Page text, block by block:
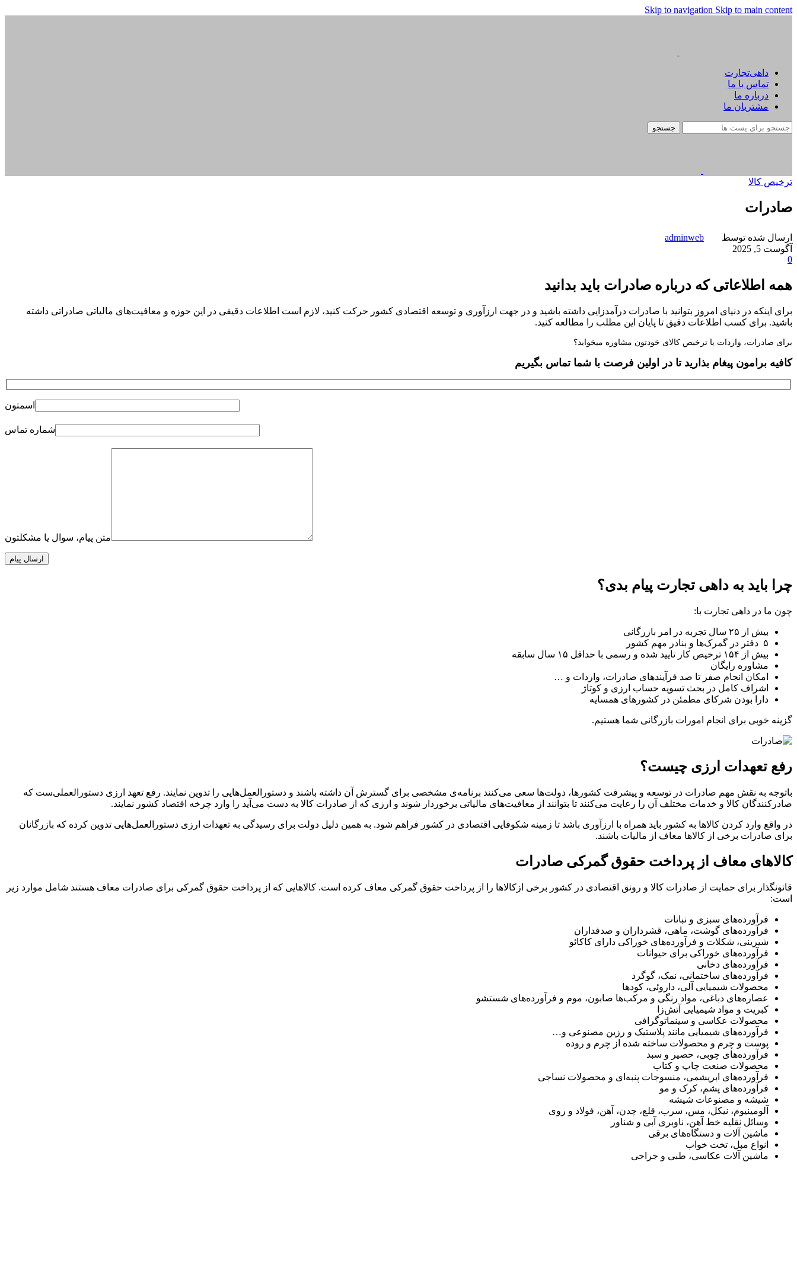
Skip to navigation Skip to main content
داهی‌تجارت
تماس با ما
درباره ما
مشتریان ما
جستجو
ترخیص کالا
صادرات
ارسال شده توسط
adminweb
آگوست 5, 2025
0
همه اطلاعاتی که درباره صادرات باید بدانید
برای اینکه در دنیای امروز بتوانید با صادرات درآمدزایی داشته باشید و در جهت ارزآوری و توسعه اقتصادی کشور حرکت کنید، لازم است اطلاعات دقیقی در این حوزه و معافیت‌های مالیاتی صادراتی داشته
باشید. برای کسب اطلاعات دقیق تا پایان این مطلب را مطالعه کنید.
برای صادرات، واردات یا ترخیص کالای خودتون مشاوره میخواید؟
کافیه برامون پیغام بذارید تا در اولین فرصت با شما تماس بگیریم
اسمتون
شماره تماس
متن پیام، سوال یا مشکلتون
چرا باید به داهی تجارت پیام بدی؟
چون ما در داهی تجارت با:
بیش از ۲۵ سال تجربه در امر بازرگانی
۵ دفتر در گمرک‌ها و بنادر مهم کشور
بیش از ۱۵۴ ترخیص کار تایید شده و رسمی با حداقل ۱۵ سال سابقه
مشاوره رایگان
امکان انجام صفر تا صد فرآیند‌های صادرات، واردات و …
اشراف کامل در بحث تسویه حساب ارزی و کوتاژ
دارا بودن شرکای مطمئن در کشور‌های همسایه
گزینه خوبی برای انجام امورات بازرگانی شما هستیم.
رفع تعهدات ارزی چیست؟
باتوجه به نقش مهم صادرات در توسعه و پیشرفت کشورها، دولت‌ها سعی می‌کنند برنامه‌ی مشخصی برای گسترش آن داشته باشند و دستورالعمل‌هایی را تدوین نمایند. رفع تعهد ارزی دستورالعملی‌ست که
صادرکنندگان کالا و خدمات مختلف آن را رعایت می‌کنند تا بتوانند از معافیت‌های مالیاتی برخوردار شوند و ارزی که از صادرات کالا به دست می‌آید را وارد چرخه اقتصاد کشور نمایند.
در واقع وارد کردن کالا‌ها به کشور باید همراه با ارزآوری باشد تا زمینه شکوفایی اقتصادی در کشور فراهم شود. به همین دلیل دولت برای رسیدگی به تعهدات ارزی دستورالعمل‌هایی تدوین کرده که بازرگانان
برای صادرات برخی از کالاها معاف از مالیات باشند.
کالاهای معاف از پرداخت حقوق گمرکی صادرات
قانونگذار برای حمایت از صادرات کالا و رونق اقتصادی در کشور برخی ازکالاها را از پرداخت حقوق گمرکی معاف کرده است. کالاهایی که از پرداخت حقوق گمرکی برای صادرات معاف هستند شامل موارد زیر
است:
فرآورده‌های سبزی و نباتات
فرآورده‌های گوشت، ماهی، قشرداران و صدفداران
شیرینی، شکلات و فرآورده‌های خوراکی دارای کاکائو
فرآورده‌های خوراکی برای حیوانات
فرآورده‌های دخانی
فرآورده‌های ساختمانی، نمک، گوگرد
محصولات شیمیایی آلی، داروئی، کودها
عصاره‌های دباغی، مواد رنگی و مرکب‌ها صابون، موم و فرآورده‌‌های شستشو
کبریت و مواد شیمیایی آتش‌زا
محصولات عکاسی و سینماتوگرافی
فرآورده‌های شیمیایی مانند پلاستیک و رزین مصنوعی و…
پوست و چرم و محصولات ساخته شده از چرم و روده
فرآورده‌های چوبی، حصیر و سبد
محصولات صنعت چاپ و کتاب
فرآورده‌های ابریشمی، منسوجات پنبه‌ای و محصولات نساجی
فرآورده‌های پشم، کرک و مو
شیشه و مصنوعات شیشه
آلومینیوم، نیکل، مس، سرب، قلع، چدن، آهن، فولاد و روی
وسائل نقلیه خط آهن، ناوبری آبی و شناور
ماشین آلات و دستگاه‌های برقی
انواع مبل، تخت خواب
ماشین آلات عکاسی، طبی و جراحی